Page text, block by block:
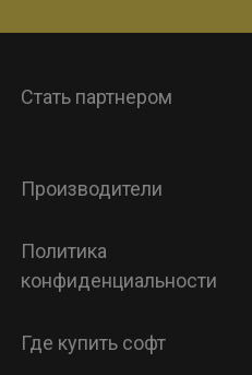
Стать партнером
Производители
Политика
конфиденциальности
Где купить софт